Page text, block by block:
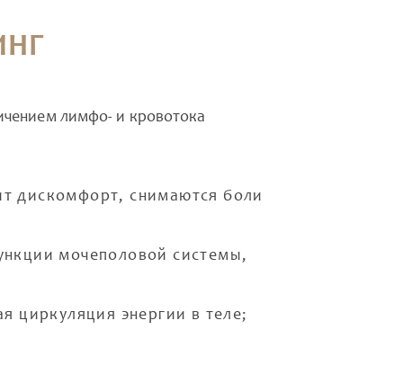
лимфо- и кровотока
дискомфорт, снимаются боли
мочеполовой системы,
циркуляция энергии в теле;